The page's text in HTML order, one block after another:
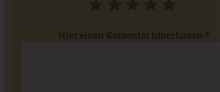
Hier einen Komentar hinerlassen *